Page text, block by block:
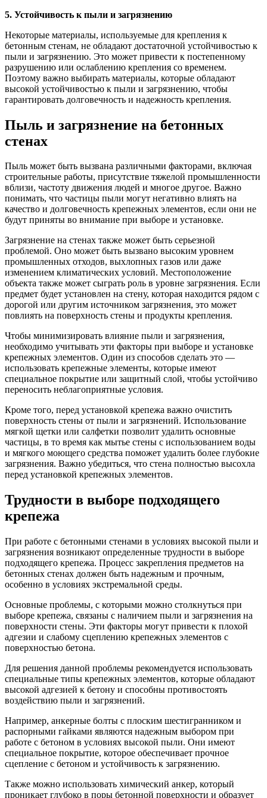
5. Устойчивость к пыли и загрязнению
Некоторые материалы, используемые для крепления к
бетонным стенам, не обладают достаточной устойчивостью к
пыли и загрязнению. Это может привести к постепенному
разрушению или ослаблению крепления со временем.
Поэтому важно выбирать материалы, которые обладают
высокой устойчивостью к пыли и загрязнению, чтобы
гарантировать долговечность и надежность крепления.
Пыль и загрязнение на бетонных
стенах
Пыль может быть вызвана различными факторами, включая
строительные работы, присутствие тяжелой промышленности
вблизи, частоту движения людей и многое другое. Важно
понимать, что частицы пыли могут негативно влиять на
качество и долговечность крепежных элементов, если они не
будут приняты во внимание при выборе и установке.
Загрязнение на стенах также может быть серьезной
проблемой. Оно может быть вызвано высоким уровнем
промышленных отходов, выхлопных газов или даже
изменением климатических условий. Местоположение
объекта также может сыграть роль в уровне загрязнения. Если
предмет будет установлен на стену, которая находится рядом с
дорогой или другим источником загрязнения, это может
повлиять на поверхность стены и продукты крепления.
Чтобы минимизировать влияние пыли и загрязнения,
необходимо учитывать эти факторы при выборе и установке
крепежных элементов. Один из способов сделать это —
использовать крепежные элементы, которые имеют
специальное покрытие или защитный слой, чтобы устойчиво
переносить неблагоприятные условия.
Кроме того, перед установкой крепежа важно очистить
поверхность стены от пыли и загрязнений. Использование
мягкой щетки или салфетки позволит удалить основные
частицы, в то время как мытье стены с использованием воды
и мягкого моющего средства поможет удалить более глубокие
загрязнения. Важно убедиться, что стена полностью высохла
перед установкой крепежных элементов.
Трудности в выборе подходящего
крепежа
При работе с бетонными стенами в условиях высокой пыли и
загрязнения возникают определенные трудности в выборе
подходящего крепежа. Процесс закрепления предметов на
бетонных стенах должен быть надежным и прочным,
особенно в условиях экстремальной среды.
Основные проблемы, с которыми можно столкнуться при
выборе крепежа, связаны с наличием пыли и загрязнения на
поверхности стены. Эти факторы могут привести к плохой
адгезии и слабому сцеплению крепежных элементов с
поверхностью бетона.
Для решения данной проблемы рекомендуется использовать
специальные типы крепежных элементов, которые обладают
высокой адгезией к бетону и способны противостоять
воздействию пыли и загрязнений.
Например, анкерные болты с плоским шестигранником и
распорными гайками являются надежным выбором при
работе с бетоном в условиях высокой пыли. Они имеют
специальное покрытие, которое обеспечивает прочное
сцепление с бетоном и устойчивость к загрязнению.
Также можно использовать химический анкер, который
проникает глубоко в поры бетонной поверхности и образует